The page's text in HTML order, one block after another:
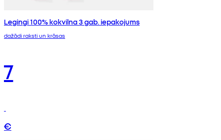
Legingi 100% kokvilna 3 gab. iepakojums
dažādi raksti un krāsas
7
€